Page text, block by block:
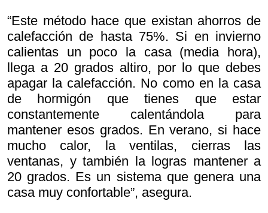
“Este método hace que existan ahorros de
calefacción de hasta 75%. Si en invierno
calientas un poco la casa (media hora),
llega a 20 grados altiro, por lo que debes
apagar la calefacción. No como en la casa
de hormigón que tienes que estar
constantemente calentándola para
mantener esos grados. En verano, si hace
mucho calor, la ventilas, cierras las
ventanas, y también la logras mantener a
20 grados. Es un sistema que genera una
casa muy confortable”, asegura.